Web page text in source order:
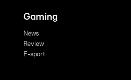
Gaming
News
Review
E-sport